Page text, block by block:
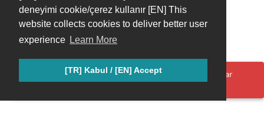
deneyimi cookie/çerez kullanır [EN] This
website collects cookies to deliver better user
experience Learn More
[TR] Kabul / [EN] Accept
Oops! Bir şeyler yanlış gitti. Lütfen sayfayı yenileyin ve tekrar
deneyin.